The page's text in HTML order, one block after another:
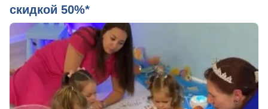
скидкой 50%*